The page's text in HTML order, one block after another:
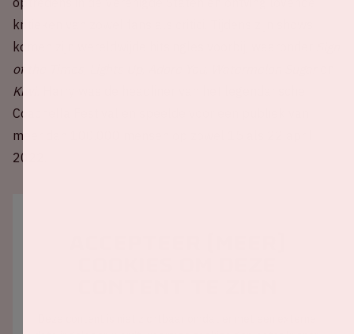
kritieken van zowel fans als critici. Tijdens zijn shows
komen zijn wereldwijde hitsingles voorbij, waaronder
of the Times
Kiwi.
Coachella Festival en speelde voor een publiek van
meer dan 100.000 mensen op zowel 15 als 22 april
2022.